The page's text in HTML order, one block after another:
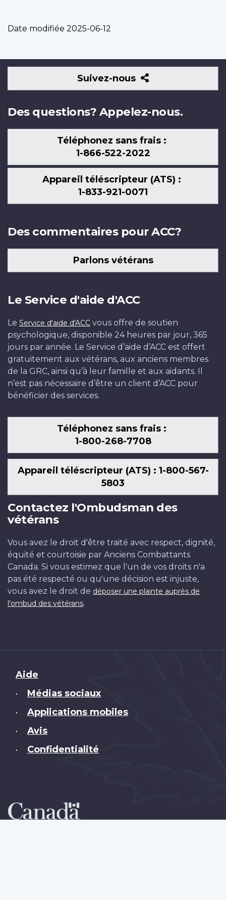
Date modifiée 2025-06-12
Suivez-nous
Suivez-
nous
Des questions? Appelez-nous.
Téléphonez sans frais :
1-866-522-2022
Appareil téléscripteur (ATS) :
1-833-921-0071
Des commentaires pour ACC?
Parlons vétérans
Le Service d'aide d'ACC
Le Service d'aide d'ACC vous offre de soutien
psychologique, disponible 24 heures par jour, 365
jours par année. Le Service d’aide d’ACC est offert
gratuitement aux vétérans, aux anciens membres
de la GRC, ainsi qu’à leur famille et aux aidants. Il
n’est pas nécessaire d’être un client d’ACC pour
bénéficier des services.
Téléphonez sans frais :
1-800-268-7708
Appareil téléscripteur (ATS) : 1-800-567-
5803
Contactez l'Ombudsman des
vétérans
Vous avez le droit d'être traité avec respect, dignité,
équité et courtoisie par Anciens Combattants
Canada. Si vous estimez que l'un de vos droits n'a
pas été respecté ou qu'une décision est injuste,
vous avez le droit de déposer une plainte auprès de
l'ombud des vétérans.
Brand
Aide
• Médias sociaux
• Applications mobiles
• Avis
• Confidentialité